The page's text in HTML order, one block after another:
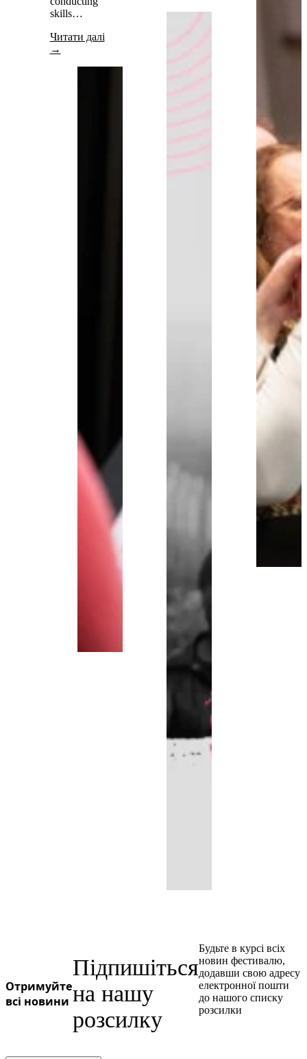
skills…
Читати далі
→
Отримуйте
всі новини
Підпишіться
на нашу
розсилку
Будьте в курсі всіх
новин фестивалю,
додавши свою адресу
електронної пошти
до нашого списку
розсилки